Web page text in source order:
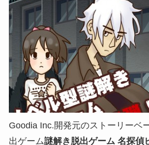
Goodia Inc.開発元のストーリーベ
出ゲーム謎解き脱出ゲーム 名探偵